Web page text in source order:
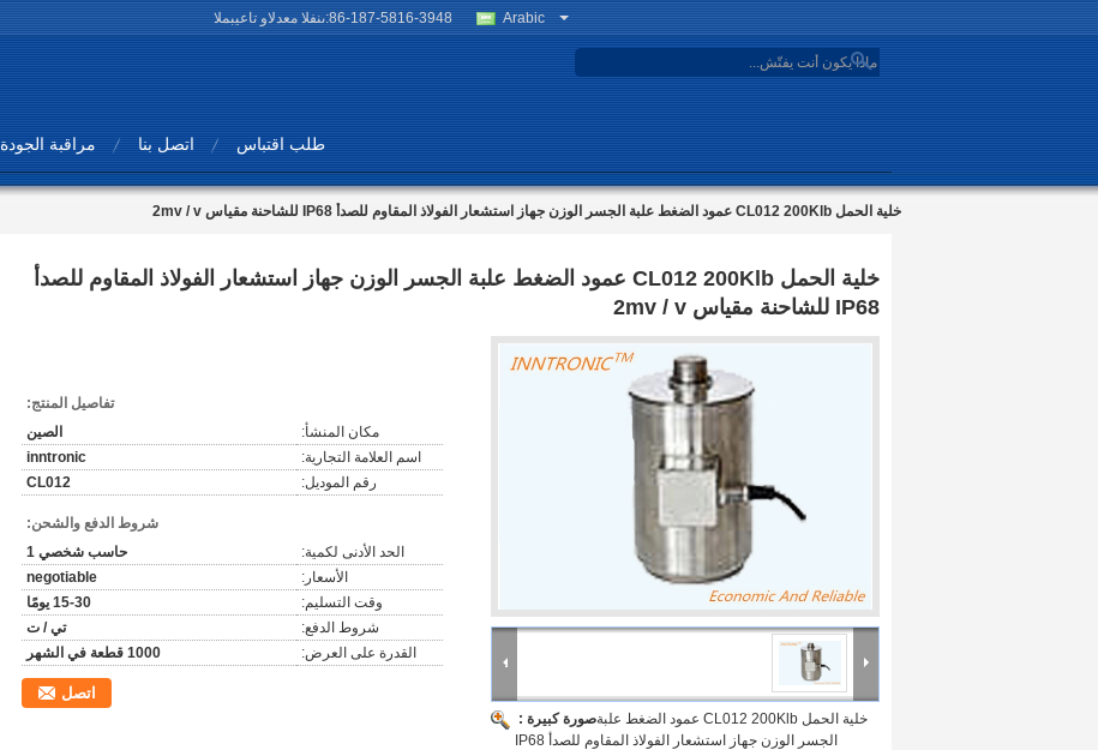
المبيعات والدعم الفنى:86-187-5816-3948 Arabic
search
مراقبة الجودة اتصل بنا طلب اقتباس
خلية الحمل CL012 200Klb عمود الضغط علبة الجسر الوزن جهاز استشعار الفولاذ المقاوم للصدأ IP68 للشاحنة مقياس 2mv / v
خلية الحمل CL012 200Klb عمود الضغط علبة الجسر الوزن جهاز استشعار الفولاذ المقاوم للصدأ
IP68 للشاحنة مقياس 2mv / v
صورة كبيرة :خلية الحمل CL012 200Klb عمود الضغط علبة
الجسر الوزن جهاز استشعار الفولاذ المقاوم للصدأ IP68
تفاصيل المنتج:
مكان المنشأ:
الصين
اسم العلامة التجارية:
inntronic
رقم الموديل:
CL012
شروط الدفع والشحن:
الحد الأدنى لكمية:
حاسب شخصي 1
الأسعار:
negotiable
وقت التسليم:
15-30 يومًا
شروط الدفع:
تي / ت
القدرة على العرض:
1000 قطعة في الشهر
اتصل